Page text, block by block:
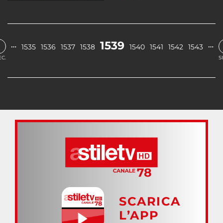
… 1535 1536 1537 1538 1539 1540 1541 1542 1543 …
SCARICA
L’APP